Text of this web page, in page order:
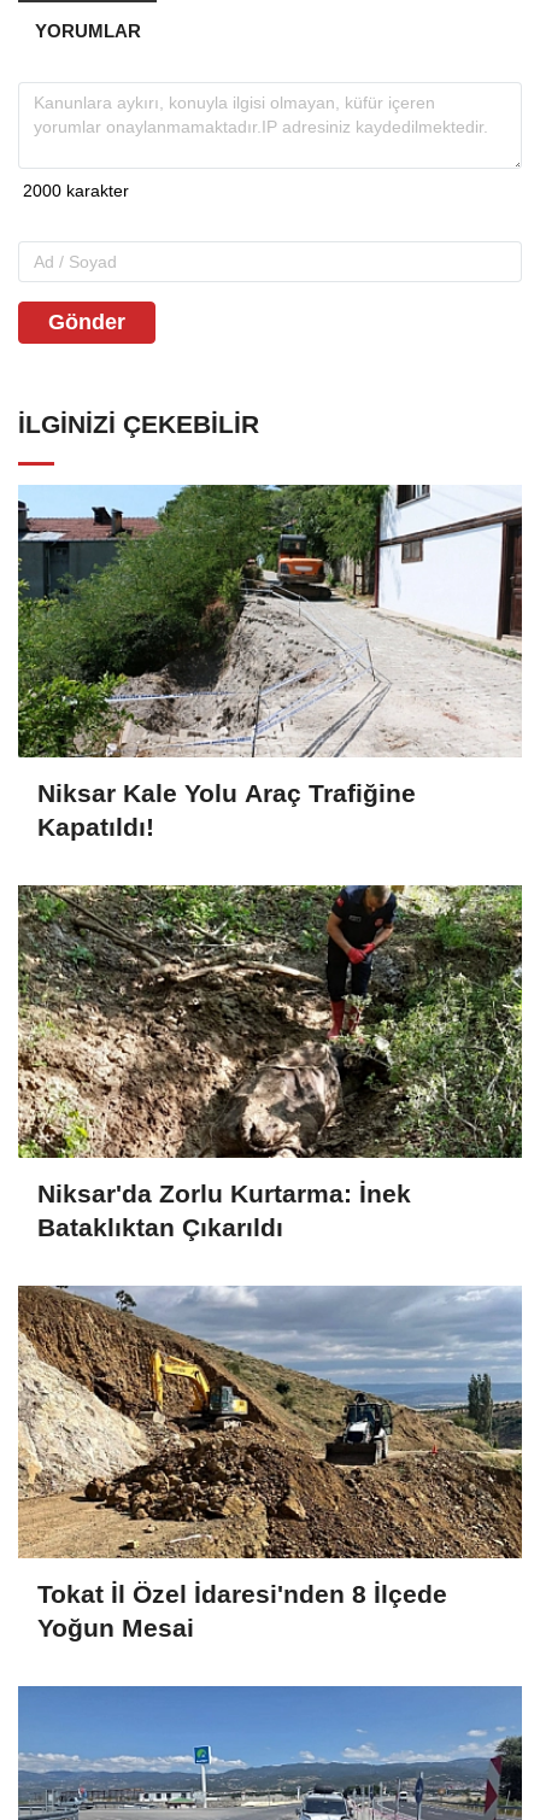
YORUMLAR
Gönder
İLGINIZI ÇEKEBILIR
Niksar Kale Yolu Araç Trafiğine
Kapatıldı!
Niksar'da Zorlu Kurtarma: İnek
Bataklıktan Çıkarıldı
Tokat İl Özel İdaresi'nden 8 İlçede
Yoğun Mesai